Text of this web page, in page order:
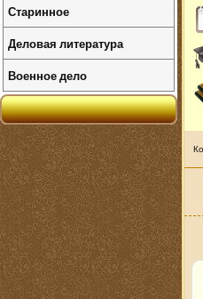
Старинное
Деловая литература
Военное дело